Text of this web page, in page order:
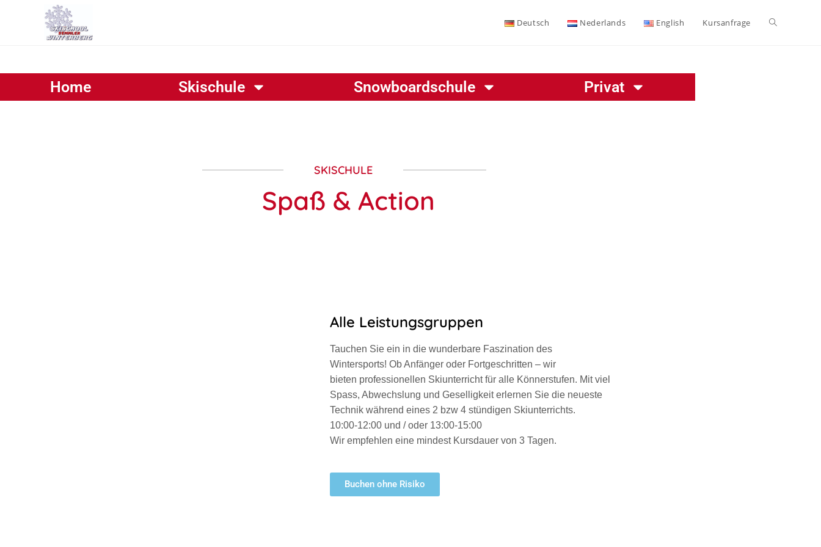
Deutsch Nederlands English Kursanfrage
Home Skischule Snowboardschule Privat
SKISCHULE
Spaß & Action
Alle Leistungsgruppen
Tauchen Sie ein in die wunderbare Faszination des
Wintersports! Ob Anfänger oder Fortgeschritten – wir
bieten professionellen Skiunterricht für alle Könnerstufen. Mit viel
Spass, Abwechslung und Geselligkeit erlernen Sie die neueste
Technik während eines 2 bzw 4 stündigen Skiunterrichts.
10:00-12:00 und / oder 13:00-15:00
Wir empfehlen eine mindest Kursdauer von 3 Tagen.
Buchen ohne Risiko